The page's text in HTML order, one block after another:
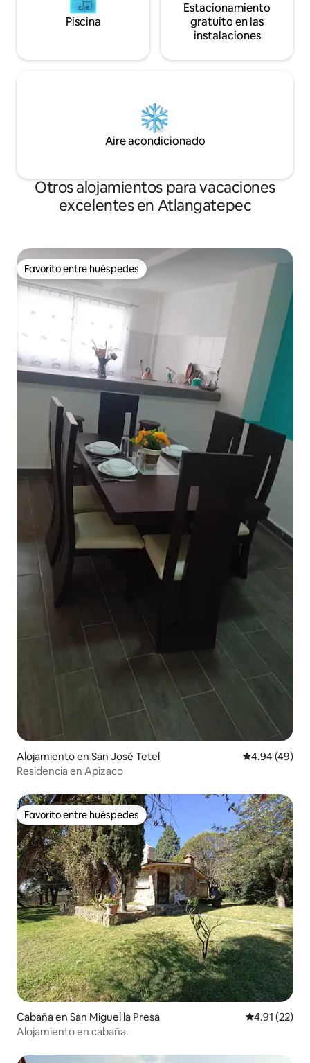
Piscina
Estacionamiento
gratuito en las
instalaciones
Aire acondicionado
Otros alojamientos para vacaciones
excelentes en Atlangatepec
Favorito entre huéspedes
Favorito entre huéspedes
Alojamiento en San José Tetel Calificación
4.94 (49)
Residencia en Apizaco
Favorito entre huéspedes
Favorito entre huéspedes
Cabaña en San Miguel la Presa Calificación
4.91 (22)
Alojamiento en cabaña.